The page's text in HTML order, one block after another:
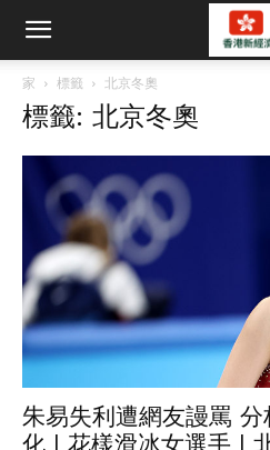
家 標籤 北京冬奧
標籤: 北京冬奧
朱易失利遭網友謾罵
化 | 花樣滑冰女選手 |